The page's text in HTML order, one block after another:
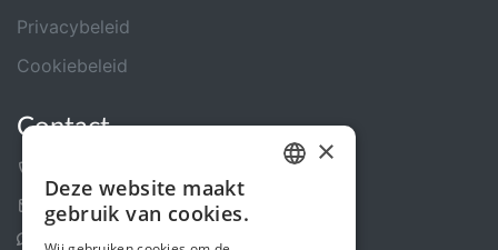
Privacybeleid
Cookiebeleid
Contact
Contactformulier
Helpcentrum
×
Deze website maakt
gebruik van cookies.